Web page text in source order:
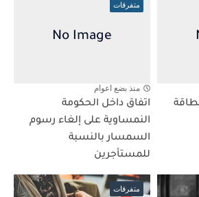
متفرقات
منذ بضع اعوام
اتفاق داخل الحكومة
النمساوية على إلغاء رسوم
السمسار بالنسبة
للمستأجرين
متفرقات